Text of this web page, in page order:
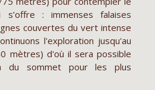
s’offre : immenses falaises
couvertes du vert intense
l'exploration jusqu'au
mètres) d'où il sera possible
du sommet pour les plus